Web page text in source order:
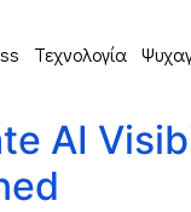
Τεχνολογία
AI